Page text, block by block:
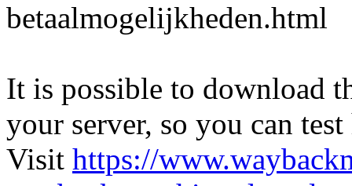
betaalmogelijkheden.html
It is possible to download
your server, so you can
Visit https://